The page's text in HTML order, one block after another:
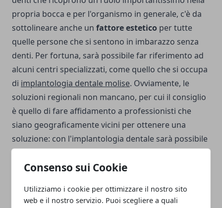
Consenso sui Cookie
Utilizziamo i cookie per ottimizzare il nostro sito
web e il nostro servizio. Puoi scegliere a quali
propria bocca e per l'organismo in generale, c'è da
sottolineare anche un fattore estetico per tutte
quelle persone che si sentono in imbarazzo senza
denti. Per fortuna, sarà possibile far riferimento ad
alcuni centri specializzati, come quello che si occupa
di implantologia dentale molise. Ovviamente, le
soluzioni regionali non mancano, per cui il consiglio
è quello di fare affidamento a professionisti che
siano geograficamente vicini per ottenere una
soluzione: con l'implantologia dentale sarà possibile
recuperare il sorriso e cedere l’imbarazzo.